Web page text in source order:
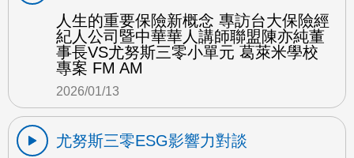
人生的重要保險新概念 專訪台大保險經
紀人公司暨中華華人講師聯盟陳亦純董
事長VS尤努斯三零小單元 葛萊米學校
專案 FM AM
2026/01/13
尤努斯三零ESG影響力對談